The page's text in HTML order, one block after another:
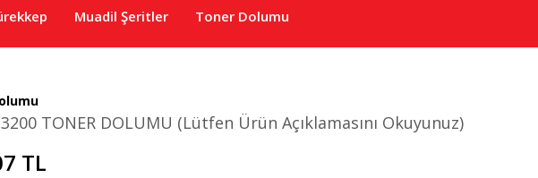
Muadil Şeritler Toner Dolumu
3200 TONER DOLUMU (Lütfen Ürün Açıklamasını Okuyunuz)
TL